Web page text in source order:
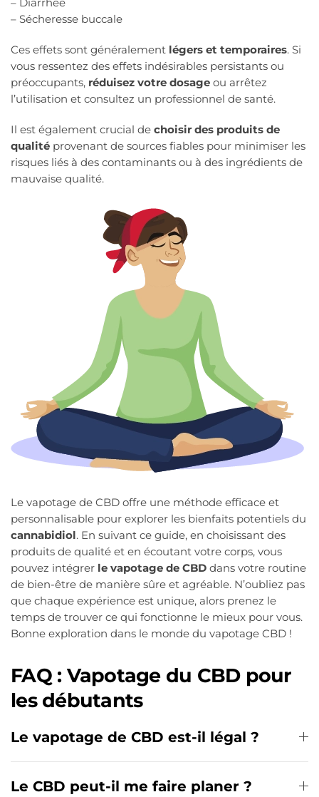
– Sécheresse buccale
Ces effets sont généralement légers et temporaires. Si
vous ressentez des effets indésirables persistants ou
préoccupants, réduisez votre dosage ou arrêtez
l’utilisation et consultez un professionnel de santé.
Il est également crucial de choisir des produits de
qualité provenant de sources fiables pour minimiser les
risques liés à des contaminants ou à des ingrédients de
mauvaise qualité.
Le vapotage de CBD offre une méthode efficace et
personnalisable pour explorer les bienfaits potentiels du
cannabidiol. En suivant ce guide, en choisissant des
produits de qualité et en écoutant votre corps, vous
pouvez intégrer le vapotage de CBD dans votre routine
de bien-être de manière sûre et agréable. N’oubliez pas
que chaque expérience est unique, alors prenez le
temps de trouver ce qui fonctionne le mieux pour vous.
Bonne exploration dans le monde du vapotage CBD !
FAQ : Vapotage du CBD pour
les débutants
Le vapotage de CBD est-il légal ?
Le CBD peut-il me faire planer ?